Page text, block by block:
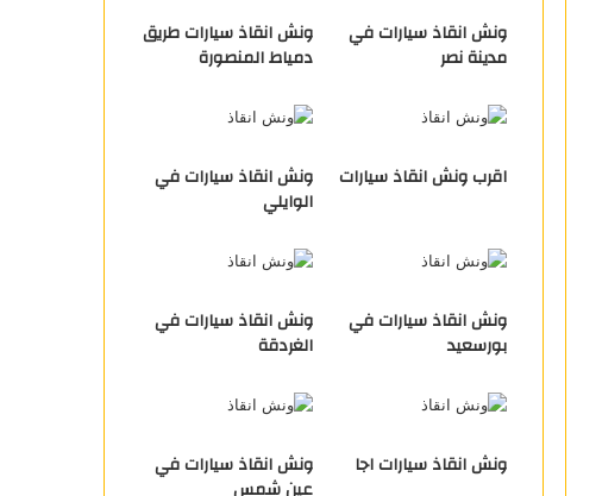
ونش انقاذ سيارات في
مدينة نصر
ونش انقاذ سيارات طريق
دمياط المنصورة
اقرب ونش انقاذ سيارات
ونش انقاذ سيارات في
الوايلي
ونش انقاذ سيارات في
بورسعيد
ونش انقاذ سيارات في
الغردقة
ونش انقاذ سيارات اجا
ونش انقاذ سيارات في